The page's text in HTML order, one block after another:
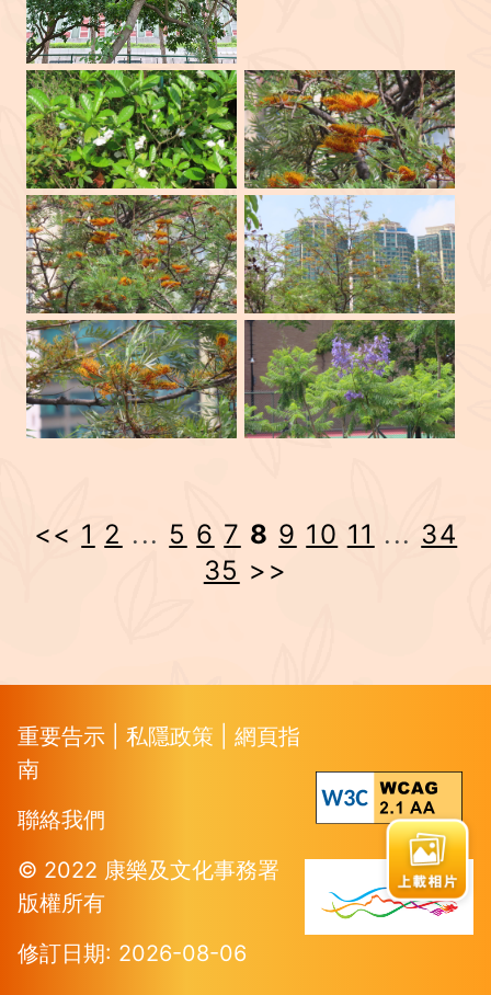
<< 1 2 ... 5 6 7 8 9 10 11 ... 34
35 >>
重要告示 私隱政策
網頁指
南
聯絡我們
© 2022 康樂及文化事務署
版權所有
修訂日期: 2026-08-06